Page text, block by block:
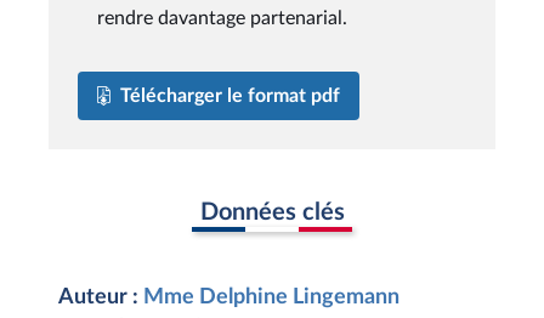
rendre davantage partenarial.
Télécharger le format pdf
Données clés
Auteur : Mme Delphine Lingemann